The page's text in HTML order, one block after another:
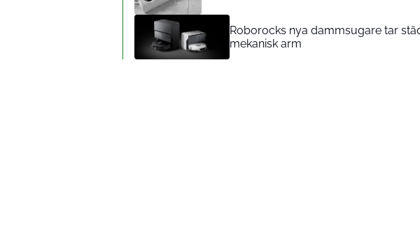
Roborocks nya dammsugare tar
mekanisk arm